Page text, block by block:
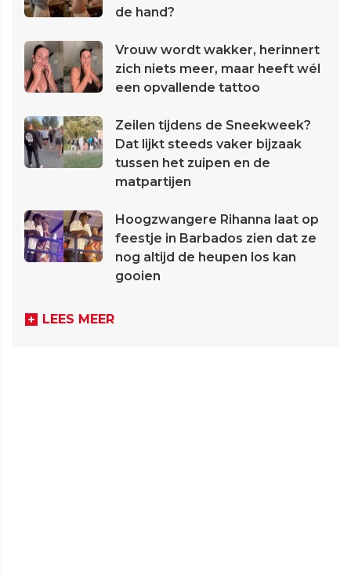
de hand?
Vrouw wordt wakker, herinnert
zich niets meer, maar heeft wél
een opvallende tattoo
Zeilen tijdens de Sneekweek?
Dat lijkt steeds vaker bijzaak
tussen het zuipen en de
matpartijen
Hoogzwangere Rihanna laat op
feestje in Barbados zien dat ze
nog altijd de heupen los kan
gooien
LEES MEER